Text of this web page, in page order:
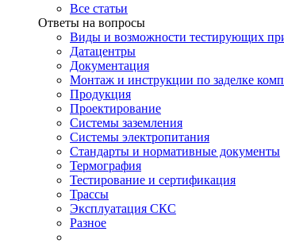
Все статьи
Ответы на вопросы
Виды и возможности тестирующих
Датацентры
Документация
Монтаж и инструкции по заделке
Продукция
Проектирование
Системы заземления
Системы электропитания
Стандарты и нормативные документы
Термография
Тестирование и сертификация
Трассы
Эксплуатация СКС
Разное